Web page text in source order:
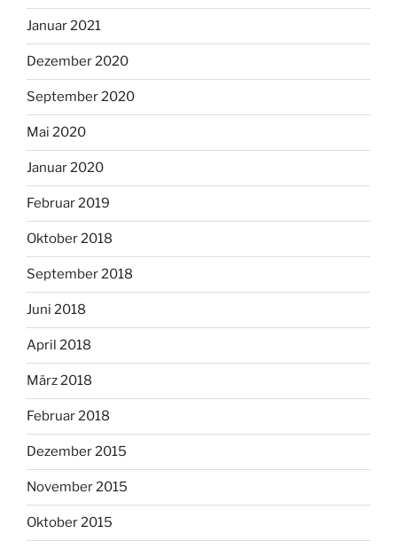
Januar 2021
Dezember 2020
September 2020
Mai 2020
Januar 2020
Februar 2019
Oktober 2018
September 2018
Juni 2018
April 2018
März 2018
Februar 2018
Dezember 2015
November 2015
Oktober 2015